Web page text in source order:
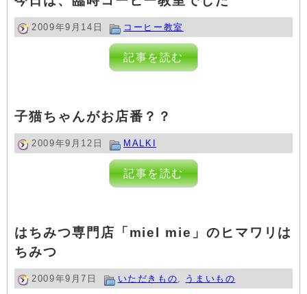
2009年9月14日 コーヒー教室
記事を読む
子猫ちゃんがお店番？？
2009年9月12日 MALKI
記事を読む
はちみつ専門店「miel mie」のヒマワリは
ちみつ
2009年9月7日 いただきもの, うまいもの